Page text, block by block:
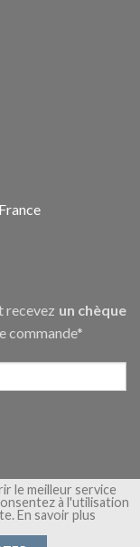
recevez un chèque
commande*
- Une marque de
Générales de
le meilleur service
à l'utilisation
En savoir plus